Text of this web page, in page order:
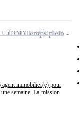
agent immobilier(e) pour
semaine. La mission
CDDTemps plein
à ma sélection